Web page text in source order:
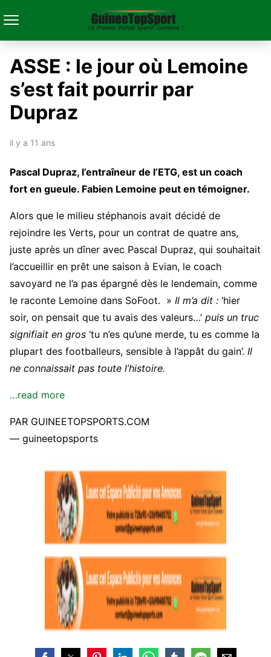
ASSE : le jour où Lemoine
s’est fait pourrir par
Dupraz
il y a 11 ans
Pascal Dupraz, l’entraîneur de l’ETG, est un coach
fort en gueule. Fabien Lemoine peut en témoigner.
Alors que le milieu stéphanois avait décidé de
rejoindre les Verts, pour un contrat de quatre ans,
juste après un dîner avec Pascal Dupraz, qui souhaitait
l’accueillir en prêt une saison à Evian, le coach
savoyard ne l’a pas épargné dès le lendemain, comme
le raconte Lemoine dans SoFoot. » Il m’a dit : ‘hier
soir, on pensait que tu avais des valeurs…’ puis un truc
signifiait en gros ‘tu n’es qu’une merde, tu es comme la
plupart des footballeurs, sensible à l’appât du gain’. Il
ne connaissait pas toute l’histoire.
…read more
PAR GUINEETOPSPORTS.COM
— guineetopsports